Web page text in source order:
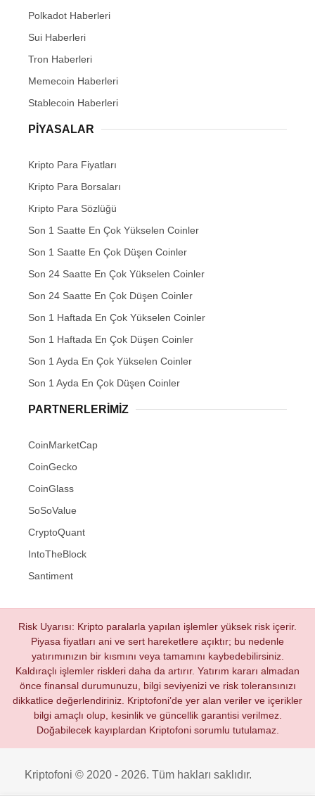
Polkadot Haberleri
Sui Haberleri
Tron Haberleri
Memecoin Haberleri
Stablecoin Haberleri
PIYASALAR
Kripto Para Fiyatları
Kripto Para Borsaları
Kripto Para Sözlüğü
Son 1 Saatte En Çok Yükselen Coinler
Son 1 Saatte En Çok Düşen Coinler
Son 24 Saatte En Çok Yükselen Coinler
Son 24 Saatte En Çok Düşen Coinler
Son 1 Haftada En Çok Yükselen Coinler
Son 1 Haftada En Çok Düşen Coinler
Son 1 Ayda En Çok Yükselen Coinler
Son 1 Ayda En Çok Düşen Coinler
PARTNERLERIMIZ
CoinMarketCap
CoinGecko
CoinGlass
SoSoValue
CryptoQuant
IntoTheBlock
Santiment
Risk Uyarısı: Kripto paralarla yapılan işlemler yüksek risk içerir.
Piyasa fiyatları ani ve sert hareketlere açıktır; bu nedenle
yatırımınızın bir kısmını veya tamamını kaybedebilirsiniz.
Kaldıraçlı işlemler riskleri daha da artırır. Yatırım kararı almadan
önce finansal durumunuzu, bilgi seviyenizi ve risk toleransınızı
dikkatlice değerlendiriniz. Kriptofoni’de yer alan veriler ve içerikler
bilgi amaçlı olup, kesinlik ve güncellik garantisi verilmez.
Doğabilecek kayıplardan Kriptofoni sorumlu tutulamaz.
Kriptofoni © 2020 - 2026. Tüm hakları saklıdır.